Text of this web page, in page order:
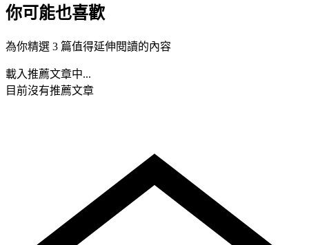
你可能也喜歡
為你精選 3 篇值得延伸閱讀的內容
載入推薦文章中...
目前沒有推薦文章